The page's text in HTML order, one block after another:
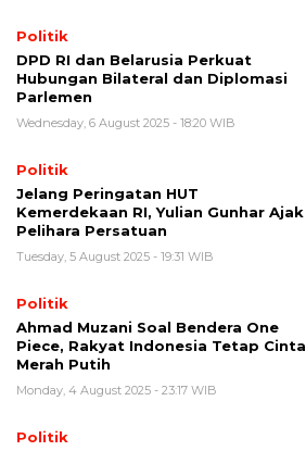
Politik
DPD RI dan Belarusia Perkuat
Hubungan Bilateral dan Diplomasi
Parlemen
Wednesday, 6 August 2025 - 18:20 WIB
Politik
Jelang Peringatan HUT
Kemerdekaan RI, Yulian Gunhar Ajak
Pelihara Persatuan
Tuesday, 5 August 2025 - 19:31 WIB
Politik
Ahmad Muzani Soal Bendera One
Piece, Rakyat Indonesia Tetap Cinta
Merah Putih
Monday, 4 August 2025 - 23:17 WIB
Politik